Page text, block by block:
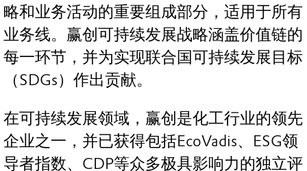
略和业务活动的重要组成部分，适用于所有
业务线。赢创可持续发展战略涵盖价值链的
每一环节，并为实现联合国可持续发展目标
（SDGs）作出贡献。
在可持续发展领域，赢创是化工行业的领先
企业之一，并已获得包括EcoVadis、ESG领
导者指数、CDP等众多极具影响力的独立评